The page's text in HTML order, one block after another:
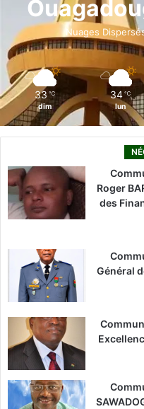
o
k
Nuages
33 ℃
dim
34 ℃
lun
Roger
des
Général